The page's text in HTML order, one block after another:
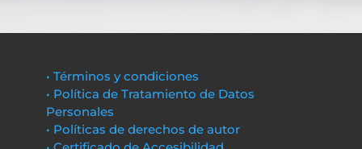
• Términos y condiciones
• Política de Tratamiento de Datos
Personales
• Políticas de derechos de autor